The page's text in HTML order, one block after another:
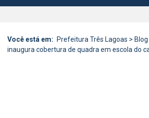
Você está em: Prefeitura Três Lagoas > Blog
inaugura cobertura de quadra em escola do